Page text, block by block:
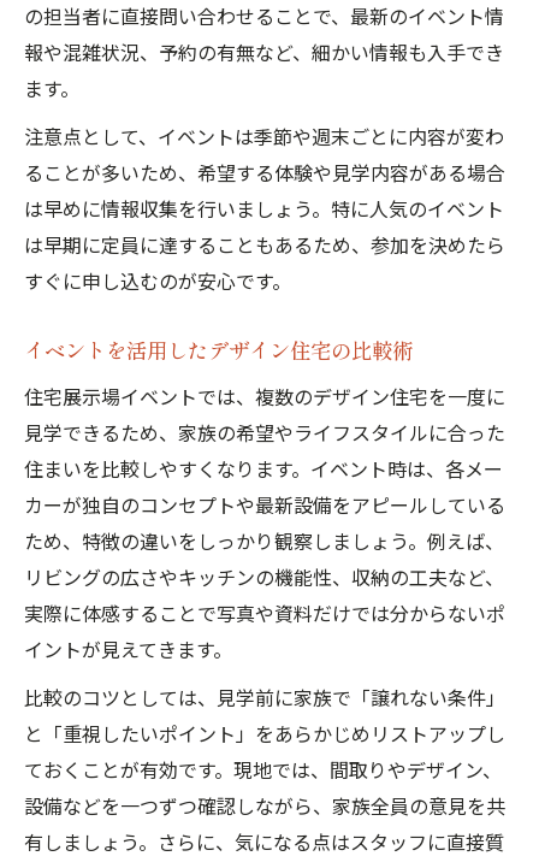
の担当者に直接問い合わせることで、最新のイベント情
報や混雑状況、予約の有無など、細かい情報も入手でき
ます。
注意点として、イベントは季節や週末ごとに内容が変わ
ることが多いため、希望する体験や見学内容がある場合
は早めに情報収集を行いましょう。特に人気のイベント
は早期に定員に達することもあるため、参加を決めたら
すぐに申し込むのが安心です。
イベントを活用したデザイン住宅の比較術
住宅展示場イベントでは、複数のデザイン住宅を一度に
見学できるため、家族の希望やライフスタイルに合った
住まいを比較しやすくなります。イベント時は、各メー
カーが独自のコンセプトや最新設備をアピールしている
ため、特徴の違いをしっかり観察しましょう。例えば、
リビングの広さやキッチンの機能性、収納の工夫など、
実際に体感することで写真や資料だけでは分からないポ
イントが見えてきます。
比較のコツとしては、見学前に家族で「譲れない条件」
と「重視したいポイント」をあらかじめリストアップし
ておくことが有効です。現地では、間取りやデザイン、
設備などを一つずつ確認しながら、家族全員の意見を共
有しましょう。さらに、気になる点はスタッフに直接質